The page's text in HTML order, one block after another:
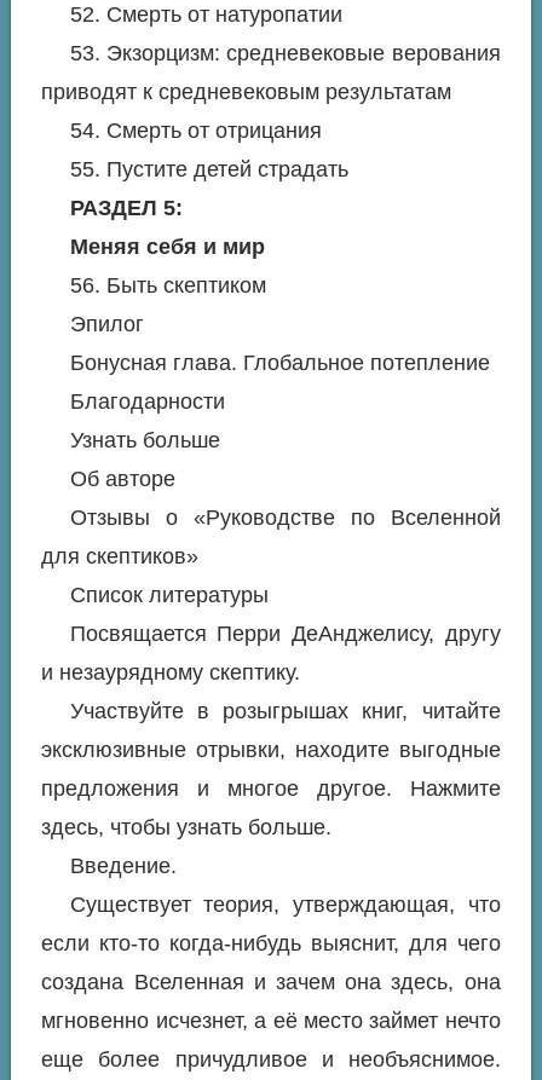
52. Смерть от натуропатии
53. Экзорцизм: средневековые верования
приводят к средневековым результатам
54. Смерть от отрицания
55. Пустите детей страдать
РАЗДЕЛ 5:
Меняя себя и мир
56. Быть скептиком
Эпилог
Бонусная глава. Глобальное потепление
Благодарности
Узнать больше
Об авторе
Отзывы о «Руководстве по Вселенной
для скептиков»
Список литературы
Посвящается Перри ДеАнджелису, другу
и незаурядному скептику.
Участвуйте в розыгрышах книг, читайте
эксклюзивные отрывки, находите выгодные
предложения и многое другое. Нажмите
здесь, чтобы узнать больше.
Введение.
Существует теория, утверждающая, что
если кто-то когда-нибудь выяснит, для чего
создана Вселенная и зачем она здесь, она
мгновенно исчезнет, а её место займет нечто
еще более причудливое и необъяснимое.